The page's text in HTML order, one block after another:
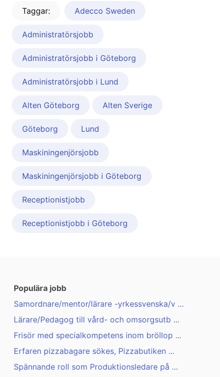
Taggar: Adecco Sweden
Administratörsjobb
Administratörsjobb i Göteborg
Administratörsjobb i Lund
Alten Göteborg Alten Sverige
Göteborg Lund
Maskiningenjörsjobb
Maskiningenjörsjobb i Göteborg
Receptionistjobb
Receptionistjobb i Göteborg
Populära jobb
Samordnare/mentor/lärare -yrkessvenska/v ...
Lärare/Pedagog till vård- och omsorgsutb ...
Frisör med specialkompetens inom bröllop ...
Erfaren pizzabagare sökes, Pizzabutiken ...
Spännande roll som Produktionsledare på ...